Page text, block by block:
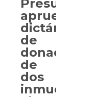
Presupuesto
aprueba
dictámenes
de
donación
de
dos
inmuebles